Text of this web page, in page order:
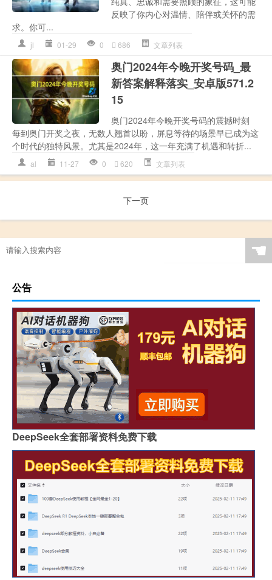
反映了你内心对温情、陪伴或关怀的需
求。你可...
jl 01-29 0 686 文章列表
奥门2024年今晚开奖号码_最
新答案解释落实_安卓版571.2
15
奥门2024年今晚开奖号码的震撼时刻
每到奥门开奖之夜，无数人翘首以盼，屏息等待的场景早已成为这
个时代的独特风景。尤其是2024年，这一年充满了机遇和转折...
al 11-27 0 620 文章列表
下一页
☚
公告
DeepSeek全套部署资料免费下载